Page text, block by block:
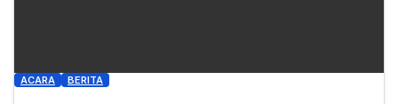
ACARA BERITA